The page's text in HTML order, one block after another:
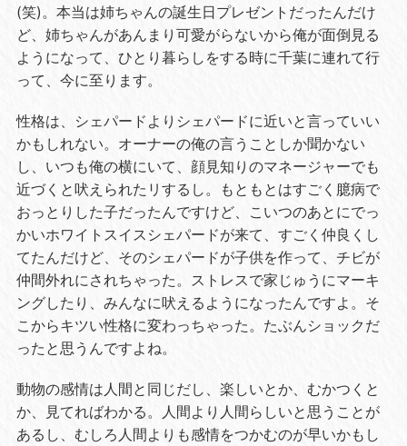
(笑)。本当は姉ちゃんの誕生日プレゼントだったんだけ
ど、姉ちゃんがあんまり可愛がらないから俺が面倒見る
ようになって、ひとり暮らしをする時に千葉に連れて行
って、今に至ります。
性格は、シェパードよりシェパードに近いと言っていい
かもしれない。オーナーの俺の言うことしか聞かない
し、いつも俺の横にいて、顔見知りのマネージャーでも
近づくと吠えられたリするし。もともとはすごく臆病で
おっとりした子だったんですけど、こいつのあとにでっ
かいホワイトスイスシェパードが来て、すごく仲良くし
てたんだけど、そのシェパードが子供を作って、チビが
仲間外れにされちゃった。ストレスで家じゅうにマーキ
ングしたり、みんなに吠えるようになったんですよ。そ
こからキツい性格に変わっちゃった。たぶんショックだ
ったと思うんですよね。
動物の感情は人間と同じだし、楽しいとか、むかつくと
か、見てればわかる。人間より人間らしいと思うことが
あるし、むしろ人間よりも感情をつかむのが早いかもし